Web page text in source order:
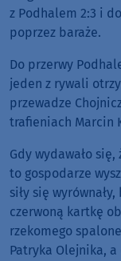
z Podhalem 2:3 i
poprzez baraże.
Do przerwy
jeden z rywali
przewadze
trafieniach Marcin
Gdy wydawało
to gospodarze
siły się
czerwoną kartkę
rzekomego
Patryka Olejnika,